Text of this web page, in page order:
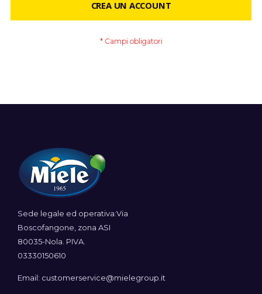
CREA UN ACCOUNT
Sede legale ed operativa:Via
Boscofangone, zona ASI
80035-Nola. PIVA.
03330150610
Email: customerservice@mielegroup.it